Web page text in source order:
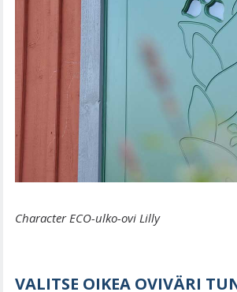
Character ECO-ulko-ovi Lilly
VALITSE OIKEA OVIVÄRI